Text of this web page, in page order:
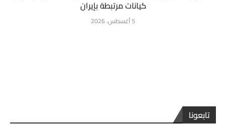
كيانات مرتبطة بإيران
5 أغسطس، 2026
تابعونا